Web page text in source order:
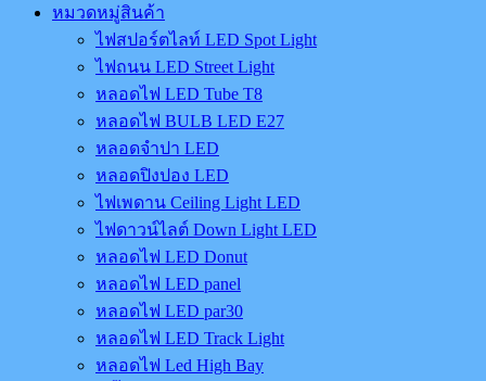
หมวดหมู่สินค้า
ไฟสปอร์ตไลท์ LED Spot Light
ไฟถนน LED Street Light
หลอดไฟ LED Tube T8
หลอดไฟ BULB LED E27
หลอดจำปา LED
หลอดปิงปอง LED
ไฟเพดาน Ceiling Light LED
ไฟดาวน์ไลต์ Down Light LED
หลอดไฟ LED Donut
หลอดไฟ LED panel
หลอดไฟ LED par30
หลอดไฟ LED Track Light
หลอดไฟ Led High Bay